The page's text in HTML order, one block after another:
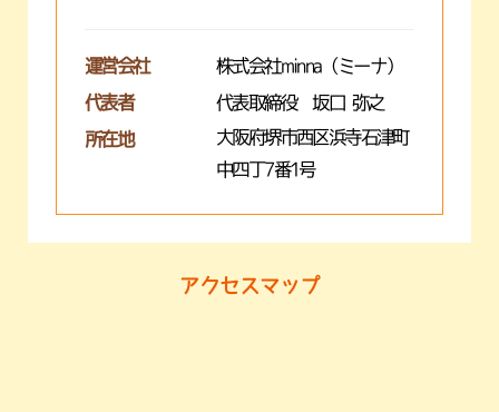
運営会社 株式会社minna（ミーナ）
代表者 代表取締役 坂口 弥之
所在地
大阪府堺市西区浜寺石津町
中四丁7番1号
アクセスマップ